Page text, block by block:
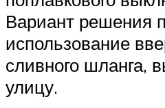
Вариант решения
использование
сливного шланга,
улицу.